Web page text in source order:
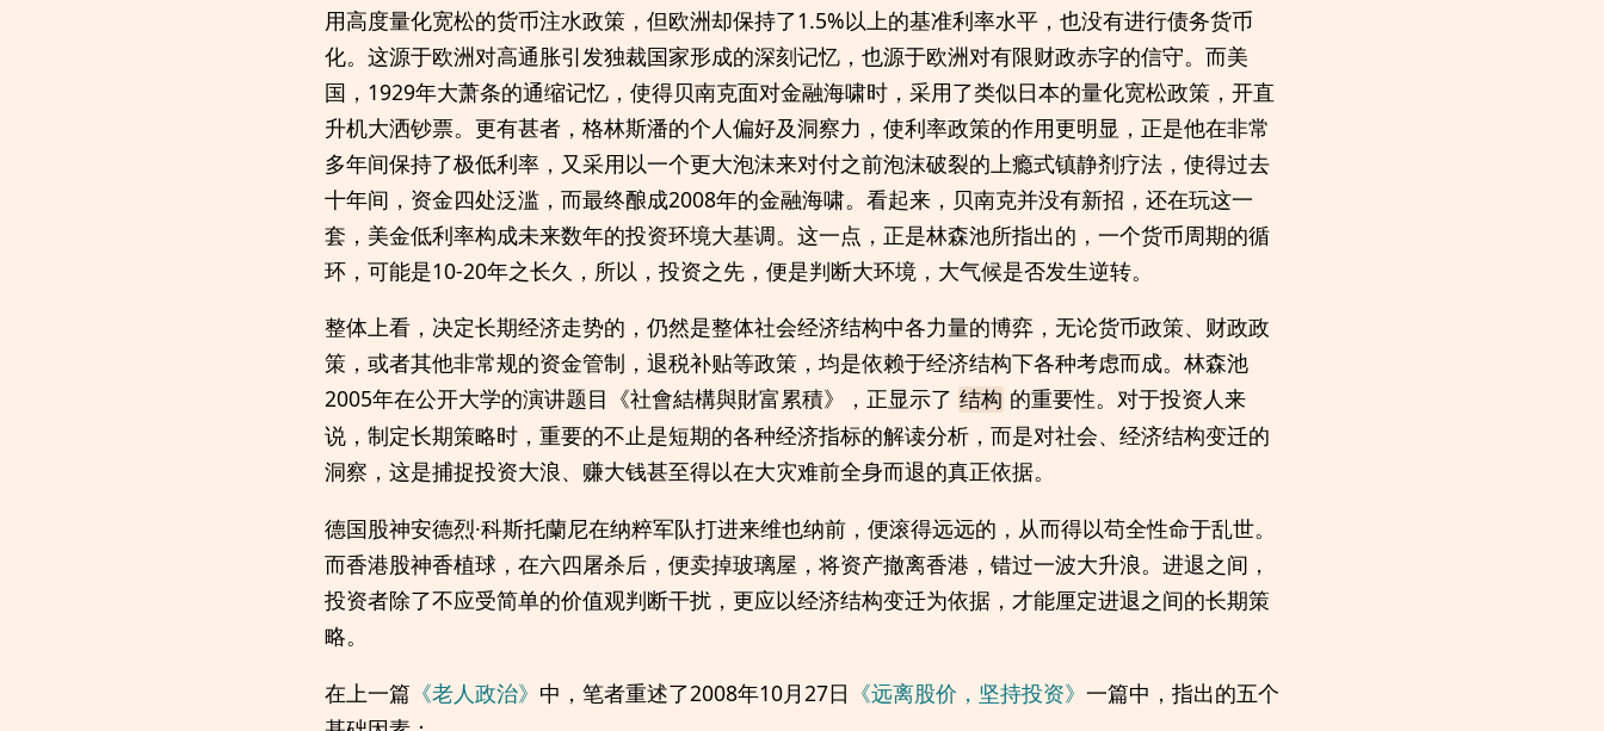
用高度量化宽松的货币注水政策，但欧洲却保持了1.5%以上的基准利率水平，也没有进行债务货币
化。这源于欧洲对高通胀引发独裁国家形成的深刻记忆，也源于欧洲对有限财政赤字的信守。而美
国，1929年大萧条的通缩记忆，使得贝南克面对金融海啸时，采用了类似日本的量化宽松政策，开直
升机大洒钞票。更有甚者，格林斯潘的个人偏好及洞察力，使利率政策的作用更明显，正是他在非常
多年间保持了极低利率，又采用以一个更大泡沫来对付之前泡沫破裂的上瘾式镇静剂疗法，使得过去
十年间，资金四处泛滥，而最终酿成2008年的金融海啸。看起来，贝南克并没有新招，还在玩这一
套，美金低利率构成未来数年的投资环境大基调。这一点，正是林森池所指出的，一个货币周期的循
环，可能是10-20年之长久，所以，投资之先，便是判断大环境，大气候是否发生逆转。
整体上看，决定长期经济走势的，仍然是整体社会经济结构中各力量的博弈，无论货币政策、财政政
策，或者其他非常规的资金管制，退税补贴等政策，均是依赖于经济结构下各种考虑而成。林森池
2005年在公开大学的演讲题目《社會結構與財富累積》，正显示了 结构 的重要性。对于投资人来
说，制定长期策略时，重要的不止是短期的各种经济指标的解读分析，而是对社会、经济结构变迁的
洞察，这是捕捉投资大浪、赚大钱甚至得以在大灾难前全身而退的真正依据。
德国股神安德烈·科斯托蘭尼在纳粹军队打进来维也纳前，便滚得远远的，从而得以苟全性命于乱世。
而香港股神香植球，在六四屠杀后，便卖掉玻璃屋，将资产撤离香港，错过一波大升浪。进退之间，
投资者除了不应受简单的价值观判断干扰，更应以经济结构变迁为依据，才能厘定进退之间的长期策
略。
在上一篇 《老人政治》 中，笔者重述了2008年10月27日 《远离股价，坚持投资》 一篇中，指出的五个